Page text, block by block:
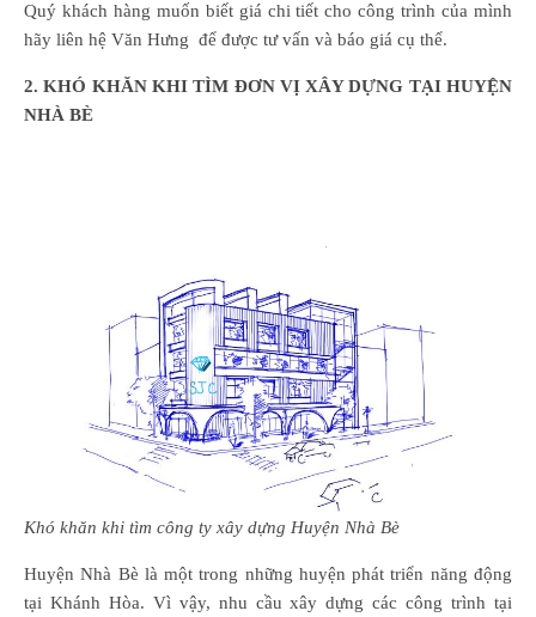
Quý khách hàng muốn biết giá chi tiết cho công trình của mình
hãy liên hệ Văn Hưng để được tư vấn và báo giá cụ thể.
2. KHÓ KHĂN KHI TÌM ĐƠN VỊ XÂY DỰNG TẠI HUYỆN
NHÀ BÈ
Khó khăn khi tìm công ty xây dựng Huyện Nhà Bè
Huyện Nhà Bè là một trong những huyện phát triển năng động
tại Khánh Hòa. Vì vậy, nhu cầu xây dựng các công trình tại